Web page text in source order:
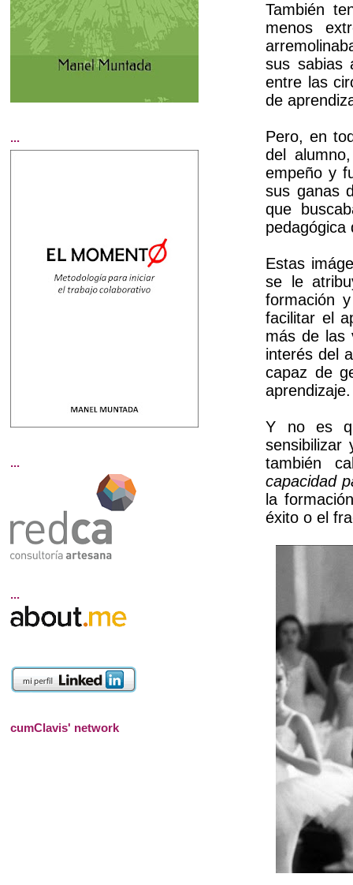
También
menos
sus sabias
entre las
de
Pero, en
del
empeño y
sus ganas
que
pedagógica
Estas
se le
formación
facilitar el
más de las
interés del
capaz de
aprendizaje.
Y no es
sensibilizar
también
capacidad
la
éxito o el
...
...
...
cumClavis' network